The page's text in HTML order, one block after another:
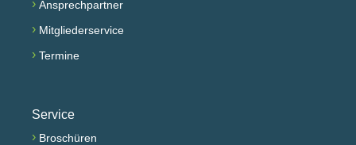
› Ansprechpartner
› Mitgliederservice
› Termine
Service
› Broschüren